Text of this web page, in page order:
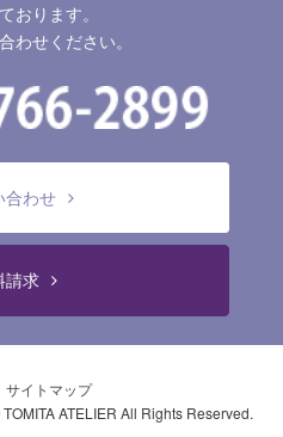
おります。
わせください。
合わせ
請求
サイトマップ
ATELIER All Rights Reserved.